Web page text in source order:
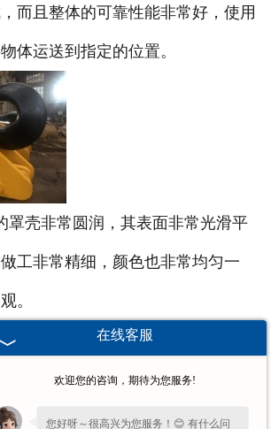
而且整体的可靠性能非常好，使用
体运送到指定的位置。
壳非常圆润，其表面非常光滑平
工非常精细，颜色也非常均匀一
。
称重能力非常强，其使用非常灵
的效率非常高，很适合使用。
恨到地对钢丝绳进行保护，起吊
在线客服
欢迎您的咨询，期待为您服务!
您好呀～很高兴为您服务！😊 有什么问